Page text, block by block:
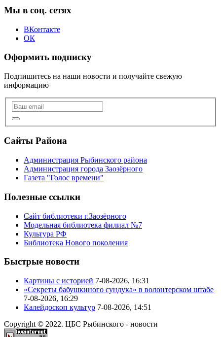
Мы в соц. сетях
ВКонтакте
ОК
Оформить подписку
Подпишитесь на наши новости и получайте свежую
информацию
Сайты Района
Администрация Рыбинского района
Администрация города Заозёрного
Газета "Голос времени"
Полезные ссылки
Сайт библиотеки г.Заозёрного
Модельная библиотека филиал №7
Культура РФ
Библиотека Нового поколения
Быстрые новости
Картины с историей 7-08-2026, 16:31
«Секреты бабушкиного сундука» в волонтерском штабе
7-08-2026, 16:29
Калейдоскоп культур 7-08-2026, 14:51
Copyright © 2022. ЦБС Рыбинского - новости